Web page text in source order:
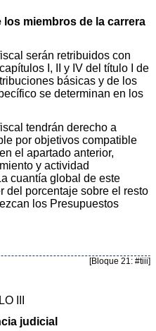
miembros de la carrera
serán retribuidos con
I, II y IV del título I de
básicas y de los
se determinan en los
tendrán derecho a
por objetivos compatible
el apartado anterior,
y actividad
cuantía global de este
del porcentaje sobre el resto
los Presupuestos
[Bloque 21: #tiii]
III
judicial